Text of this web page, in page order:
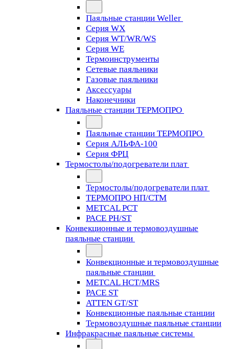
Паяльные станции Weller
Серия WX
Серия WT/WR/WS
Серия WE
Термоинструменты
Сетевые паяльники
Газовые паяльники
Аксессуары
Наконечники
Паяльные станции ТЕРМОПРО
Паяльные станции ТЕРМОПРО
Серия АЛЬФА-100
Серия ФРЦ
Термостолы/подогреватели плат
Термостолы/подогреватели плат
ТЕРМОПРО НП/СТМ
METCAL PCT
PACE PH/ST
Конвекционные и термовоздушные
паяльные станции
Конвекционные и термовоздушные
паяльные станции
METCAL HCT/MRS
PACE ST
ATTEN GT/ST
Конвекционные паяльные станции
Термовоздушные паяльные станции
Инфракрасные паяльные системы